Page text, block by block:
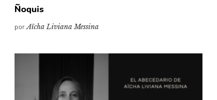
Ñoquis
porAïcha Liviana Messina